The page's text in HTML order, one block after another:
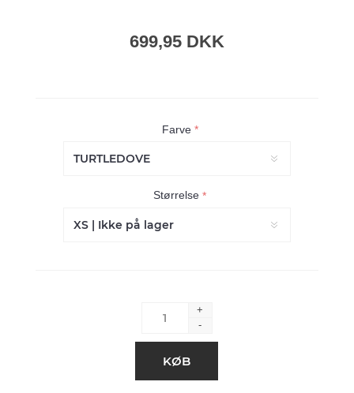
699,95 DKK
Farve *
Størrelse*
+
-